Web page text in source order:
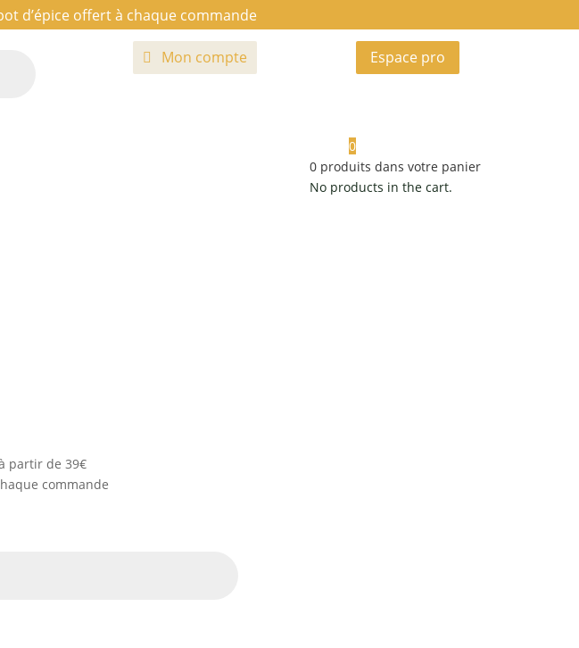
d’épice offert à chaque commande
Mon compte Espace pro
0
0 produits dans votre panier
No products in the cart.
partir de 39€
commande